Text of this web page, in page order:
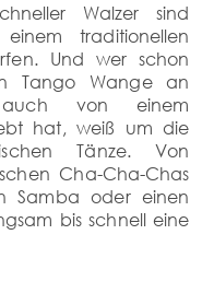
Walzer sind
traditionellen
Und wer schon
Tango Wange an
von einem
hat, weiß um die
Tänze. Von
Cha-Cha-Chas
Samba oder einen
bis schnell eine